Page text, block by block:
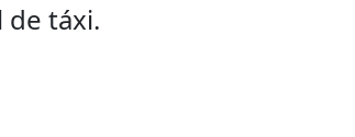
de táxi.